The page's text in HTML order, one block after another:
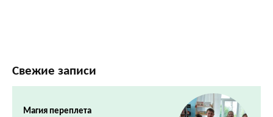
Свежие записи
Магия переплета